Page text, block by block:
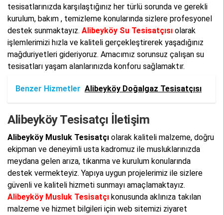
tesisatlarınızda karşılaştığınız her türlü sorunda ve gerekli
kurulum, bakım , temizleme konularında sizlere profesyonel
destek sunmaktayız. Alibeyköy Su Tesisatçısı olarak
işlemlerimizi hızla ve kaliteli gerçekleştirerek yaşadığınız
mağduriyetleri gideriyoruz. Amacımız sorunsuz çalışan su
tesisatları yaşam alanlarınızda konforu sağlamaktır.
Benzer Hizmetler Alibeyköy Doğalgaz Tesisatçısı
Alibeyköy Tesisatçı İletişim
Alibeyköy Musluk Tesisatçı olarak kaliteli malzeme, doğru
ekipman ve deneyimli usta kadromuz ile musluklarınızda
meydana gelen arıza, tıkanma ve kurulum konularında
destek vermekteyiz. Yapıya uygun projelerimiz ile sizlere
güvenli ve kaliteli hizmeti sunmayı amaçlamaktayız.
Alibeyköy Musluk Tesisatçı konusunda aklınıza takılan
malzeme ve hizmet bilgileri için web sitemizi ziyaret